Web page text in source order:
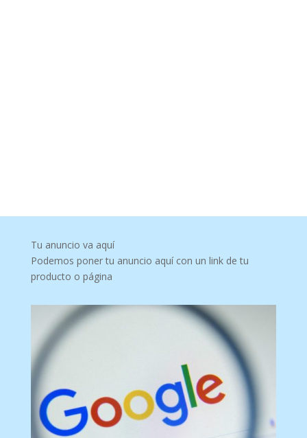
Tu anuncio va aquí
Podemos poner tu anuncio aquí con un link de tu
producto o página